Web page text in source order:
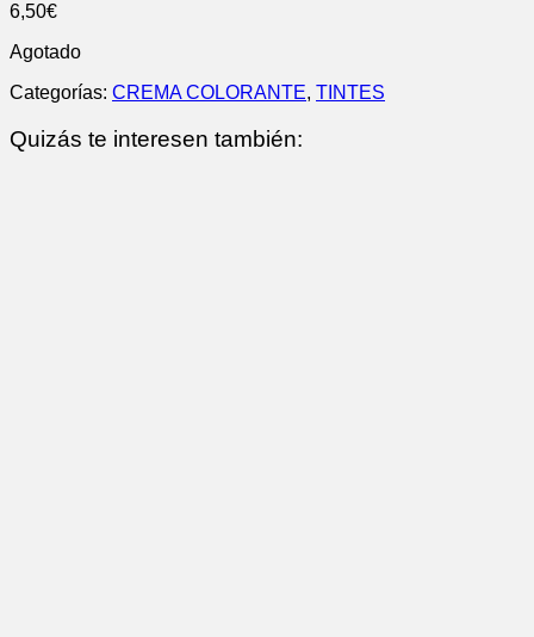
6,50€
Agotado
Categorías: CREMA COLORANTE, TINTES
Quizás te interesen también: